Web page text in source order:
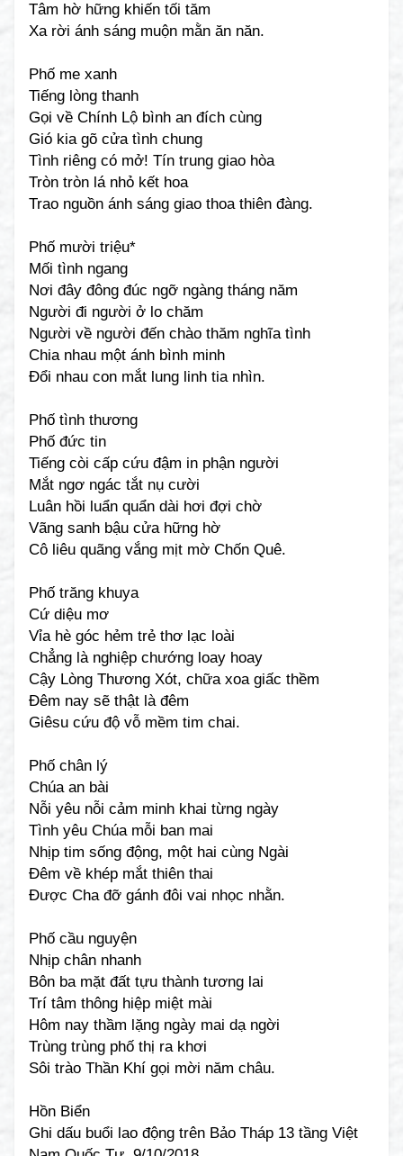
Tâm hờ hững khiến tối tăm
Xa rời ánh sáng muộn mằn ăn năn.
Phố me xanh
Tiếng lòng thanh
Gọi về Chính Lộ bình an đích cùng
Gió kia gõ cửa tình chung
Tình riêng có mở! Tín trung giao hòa
Tròn tròn lá nhỏ kết hoa
Trao nguồn ánh sáng giao thoa thiên đàng.
Phố mười triệu*
Mối tình ngang
Nơi đây đông đúc ngỡ ngàng tháng năm
Người đi người ở lo chăm
Người về người đến chào thăm nghĩa tình
Chia nhau một ánh bình minh
Đổi nhau con mắt lung linh tia nhìn.
Phố tình thương
Phố đức tin
Tiếng còi cấp cứu đậm in phận người
Mắt ngơ ngác tắt nụ cười
Luân hồi luẩn quẩn dài hơi đợi chờ
Vãng sanh bậu cửa hững hờ
Cô liêu quãng vắng mịt mờ Chốn Quê.
Phố trăng khuya
Cứ diệu mơ
Vỉa hè góc hẻm trẻ thơ lạc loài
Chẳng là nghiệp chướng loay hoay
Cậy Lòng Thương Xót, chữa xoa giấc thềm
Đêm nay sẽ thật là đêm
Giêsu cứu độ vỗ mềm tim chai.
Phố chân lý
Chúa an bài
Nỗi yêu nỗi cảm minh khai từng ngày
Tình yêu Chúa mỗi ban mai
Nhịp tim sống động, một hai cùng Ngài
Đêm về khép mắt thiên thai
Được Cha đỡ gánh đôi vai nhọc nhằn.
Phố cầu nguyện
Nhịp chân nhanh
Bôn ba mặt đất tựu thành tương lai
Trí tâm thông hiệp miệt mài
Hôm nay thầm lặng ngày mai dạ ngời
Trùng trùng phố thị ra khơi
Sôi trào Thần Khí gọi mời năm châu.
Hồn Biển
Ghi dấu buổi lao động trên Bảo Tháp 13 tầng Việt